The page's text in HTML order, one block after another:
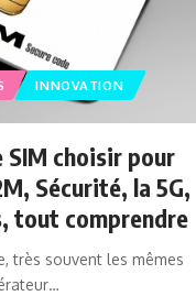
INNOVATION
SIM choisir pour
Sécurité, la 5G,
tout comprendre
très souvent les mêmes